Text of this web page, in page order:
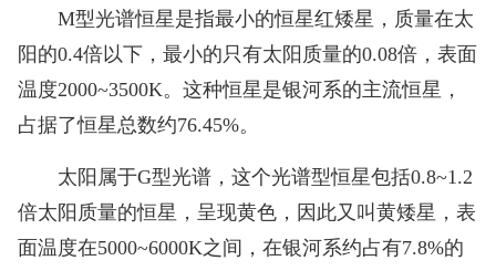
M型光谱恒星是指最小的恒星红矮星，质量在太
阳的0.4倍以下，最小的只有太阳质量的0.08倍，表面
温度2000~3500K。这种恒星是银河系的主流恒星，
占据了恒星总数约76.45%。
太阳属于G型光谱，这个光谱型恒星包括0.8~1.2
倍太阳质量的恒星，呈现黄色，因此又叫黄矮星，表
面温度在5000~6000K之间，在银河系约占有7.8%的